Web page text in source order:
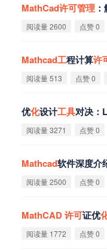
MathCad许可管理
阅读量 2600 点赞 0
Mathcad工程计算许
阅读量 513 点赞 0
优化设计工具对决：
阅读量 3271 点赞 0
Mathcad软件深度介
阅读量 2500 点赞 0
MathCAD许可证优
阅读量 1772 点赞 0